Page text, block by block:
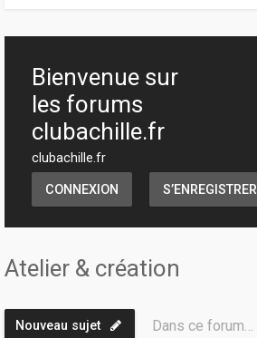
Bienvenue sur
les forums
clubachille.fr
clubachille.fr
CONNEXION S’ENREGISTRER
Atelier & création
Nouveau sujet Dans ce forum…